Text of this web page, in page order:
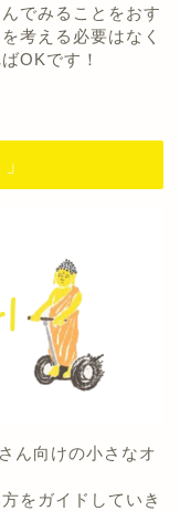
でみることをおす
考える必要はなく
OKです！
ん向けの小さなオ
をガイドしていき